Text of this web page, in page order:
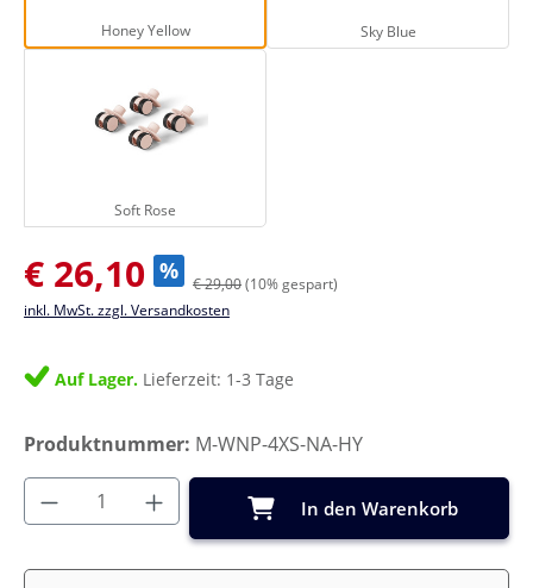
Honey Yellow Sky Blue
Soft Rose
Soft Rose
Verkaufspreis:
€ 26,10 % € 29,00(10% gespart)
inkl. MwSt. zzgl. Versandkosten
Auf Lager. Lieferzeit: 1-3 Tage
Produktnummer: M-WNP-4XS-NA-HY
Produkt Anzahl: Gib den gewünschten
In den Warenkorb